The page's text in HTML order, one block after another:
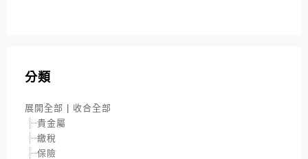
分類
展開全部
收合全部
貴金屬
繳稅
保險